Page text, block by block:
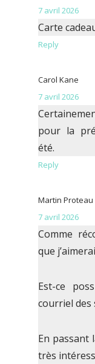
7 avril 2026
Carte
Reply
Carol Kane
7 avril 2026
pour la
été.
Reply
Martin Proteau
7 avril 2026
Comme
que
Est-ce
courriel des
En passant
très